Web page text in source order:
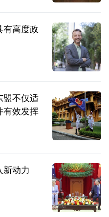
有高度政
盟不仅适
有效发挥
新动力